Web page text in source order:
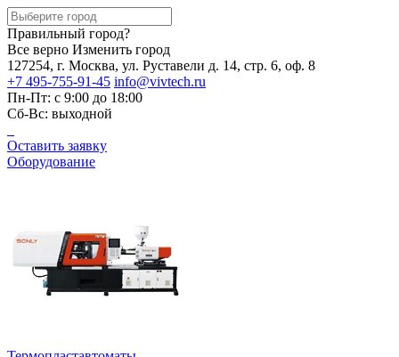
Правильный город?
Все верно Изменить город
127254, г. Москва, ул. Руставели д. 14, стр. 6, оф. 8
+7 495-755-91-45 info@vivtech.ru
Пн-Пт: с 9:00 до 18:00
Сб-Вс: выходной
Оставить заявку
Оборудование